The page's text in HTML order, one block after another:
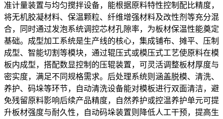
准计量装置与均匀搅拌设备，能根据原料特性控制配比精度，
将无机胶凝材料、保温颗粒、纤维增强材料及改性剂等充分混
合，同时通过发泡系统调控芯材孔隙率，为板材保温性能奠定
基础。成型加工系统是生产线的核心，集成铺布、摊平、压制
成型、智能切割等模块，通过辊压式或模压式工艺使原料在模
板内成型，搭配数显控制的压辊装置，可灵活调整板材厚度与
密实度，满足不同规格需求。后处理系统则涵盖脱模、清洗、
养护、码垛等环节，自动清洗设备能对模板进行双面清洁，避
免残留原料影响后续产品精度，自然养护或控温养护单元可提
升板材强度与耐久性，自动码垛装置则降低人工干预，提高生